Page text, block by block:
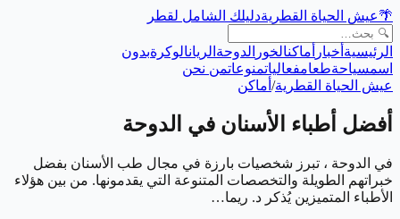
🌴عيش الحياة القطريةدليلك الشامل لقطر
الرئيسية أخبار أماكنالخور الدوحة الريانالوكرةبدون
اسمسياحةطعامفعالياتمنوعاتمن نحن
عيش الحياة القطرية/ أماكن
أفضل أطباء الأسنان في الدوحة
في الدوحة ، تبرز شخصيات بارزة في مجال طب الأسنان بفضل
خبراتهم الطويلة والتخصصات المتنوعة التي يقدمونها. من بين هؤلاء
الأطباء المتميزين يُذكر د. ريما…